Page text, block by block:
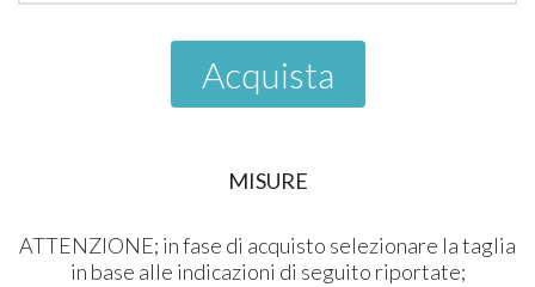
Acquista
MISURE
ATTENZIONE; in fase di acquisto selezionare la taglia
in base alle indicazioni di seguito riportate;